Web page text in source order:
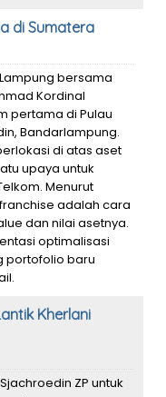
di Sumatera
bersama
Kordinal
pertama di Pulau
Bandarlampung.
di atas aset
upaya untuk
Menurut
adalah cara
dan nilai asetnya.
optimalisasi
portofolio baru
Kherlani
ZP untuk